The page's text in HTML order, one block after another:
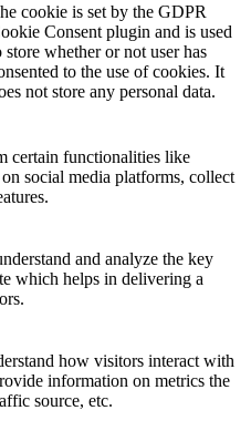
cookie is set by the GDPR
Consent plugin and is used
store whether or not user has
to the use of cookies. It
not store any personal data.
certain functionalities like
social media platforms, collect
and analyze the key
which helps in delivering a
how visitors interact with
information on metrics the
source, etc.